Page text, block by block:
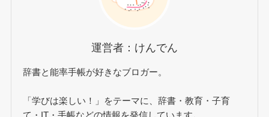
運営者：けんでん
辞書と能率手帳が好きなブロガー。
「学びは楽しい！」をテーマに、辞書・教育・子育
て・IT・手帳などの情報を発信しています。